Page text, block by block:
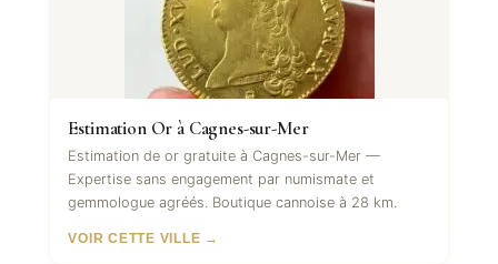
Estimation Or à Cagnes-sur-Mer
Estimation de or gratuite à Cagnes-sur-Mer —
Expertise sans engagement par numismate et
gemmologue agréés. Boutique cannoise à 28 km.
VOIR CETTE VILLE →